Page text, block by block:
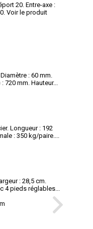
20. Entre-axe :
Voir le produit
: 60 mm.
mm. Hauteur...
Longueur : 192
: 350 kg/paire....
: 28,5 cm.
4 pieds réglables...